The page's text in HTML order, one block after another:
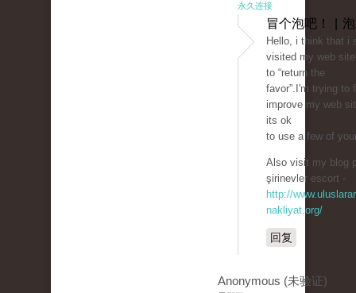
永久连接
冒个泡吧！ |
Hello, i think that i
visited my web
to “return the
favor”.I'm trying to
improve my web
its ok
to use a few of
Also visit my blog
şirinevler escort -
http://
nakliyat.org/
回复
Anonymous (未验证)